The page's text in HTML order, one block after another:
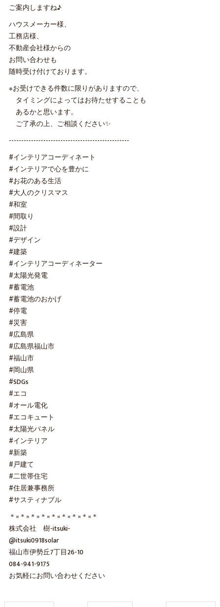
ご案内しますね♪
ハウスメーカー様、
工務店様、
不動産会社様からの
お問い合わせも
随時受け付けております。
※お受けできる件数に限りがありますので、
タイミングによってはお待たせすることも
あるかと思います。
ご了承の上、ご相談ください✨
-------------------------------------------------
#インテリアコーディネート
#インテリアで心を豊かに
#お花のある生活
#大人のクリスマス
#和室
#間取り
#設計
#デザイン
#建築
#インテリアコーディネーター
#太陽光発電
#蓄電池
#蓄電池のおかげ
#停電
#災害
#広島県
#広島県福山市
#福山市
#岡山県
#SDGs
#エコ
#オール電化
#エコキュート
#太陽光パネル
#インテリア
#新築
#戸建て
#二世帯住宅
#住居兼事務所
#サスティナブル
＊=＊=＊=＊=＊=＊=＊=＊=＊
株式会社 樹-itsuki-
@itsuki0918solar
福山市伊勢丘7丁目26-10
084-941-9175
お気軽にお問い合わせください